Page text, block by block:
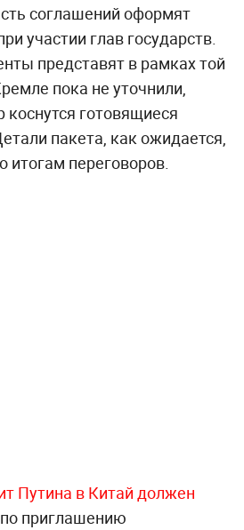
соглашений оформят
участии глав государств.
представят в рамках той
пока не уточнили,
готовящиеся
пакета, как ожидается,
итогам переговоров.
Путина в Китай должен
по приглашению